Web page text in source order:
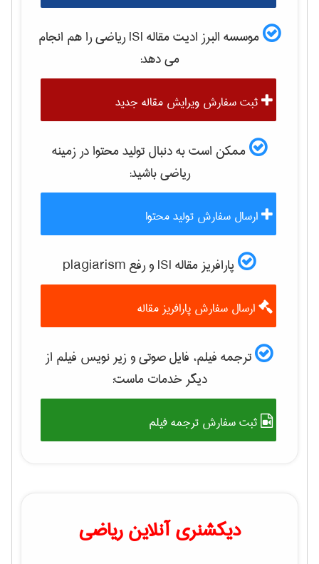
موسسه البرز ادیت مقاله ISI رياضیرا هم انجام
می دهد:
ثبت سفارش ویرایش مقاله جدید
ممکن است به دنبال تولید محتوا در زمینه
رياضیباشید:
ارسال سفارش تولید محتوا
پارافریز مقاله ISI و رفع plagiarism
ارسال سفارش پارافریز مقاله
ترجمه فیلم، فایل صوتی و زیر نویس فیلم از
دیگر خدمات ماست:
ثبت سفارش ترجمه فیلم
دیکشنری آنلاین ریاضی